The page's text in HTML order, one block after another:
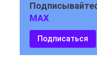
MAX
Подписаться